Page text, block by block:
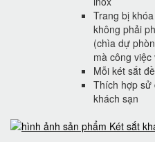
Trang bị
không phải
(chìa dự
mà công
Mỗi két sắt
Thích hợp sử
khách sạn